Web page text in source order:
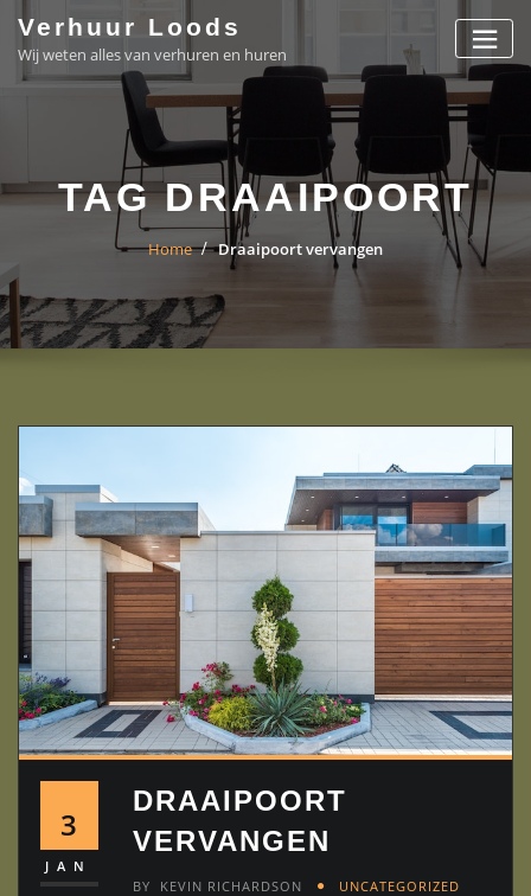
content
Verhuur Loods
Wij weten alles van verhuren en huren
TAG DRAAIPOORT
Home Draaipoort vervangen
3
JAN
DRAAIPOORT
VERVANGEN
BY KEVIN RICHARDSON UNCATEGORIZED